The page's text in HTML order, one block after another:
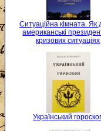
Ситуаційна кімната. Як
американські
кризових ситуаціях
Український